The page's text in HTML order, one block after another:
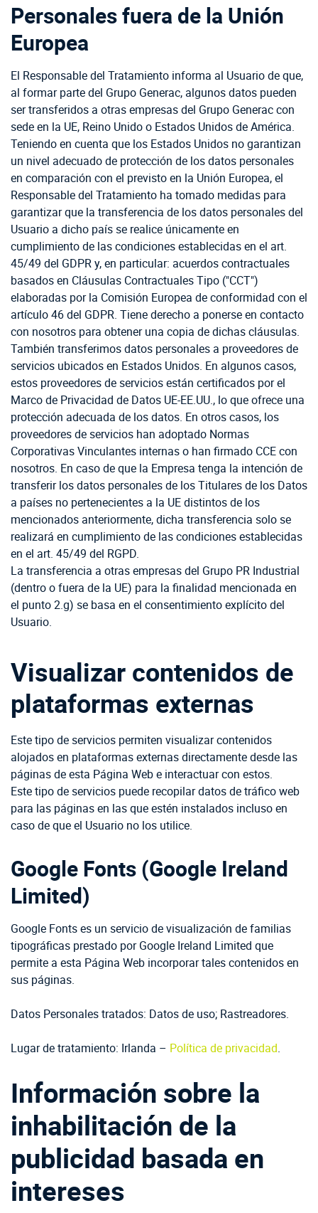
Personales fuera de la Unión
Europea
El Responsable del Tratamiento informa al Usuario de que,
al formar parte del Grupo Generac, algunos datos pueden
ser transferidos a otras empresas del Grupo Generac con
sede en la UE, Reino Unido o Estados Unidos de América.
Teniendo en cuenta que los Estados Unidos no garantizan
un nivel adecuado de protección de los datos personales
en comparación con el previsto en la Unión Europea, el
Responsable del Tratamiento ha tomado medidas para
garantizar que la transferencia de los datos personales del
Usuario a dicho país se realice únicamente en
cumplimiento de las condiciones establecidas en el art.
45/49 del GDPR y, en particular: acuerdos contractuales
basados en Cláusulas Contractuales Tipo ("CCT")
elaboradas por la Comisión Europea de conformidad con el
artículo 46 del GDPR. Tiene derecho a ponerse en contacto
con nosotros para obtener una copia de dichas cláusulas.
También transferimos datos personales a proveedores de
servicios ubicados en Estados Unidos. En algunos casos,
estos proveedores de servicios están certificados por el
Marco de Privacidad de Datos UE-EE.UU., lo que ofrece una
protección adecuada de los datos. En otros casos, los
proveedores de servicios han adoptado Normas
Corporativas Vinculantes internas o han firmado CCE con
nosotros. En caso de que la Empresa tenga la intención de
transferir los datos personales de los Titulares de los Datos
a países no pertenecientes a la UE distintos de los
mencionados anteriormente, dicha transferencia solo se
realizará en cumplimiento de las condiciones establecidas
en el art. 45/49 del RGPD.
La transferencia a otras empresas del Grupo PR Industrial
(dentro o fuera de la UE) para la finalidad mencionada en
el punto 2.g) se basa en el consentimiento explícito del
Usuario.
Visualizar contenidos de
plataformas externas
Este tipo de servicios permiten visualizar contenidos
alojados en plataformas externas directamente desde las
páginas de esta Página Web e interactuar con estos.
Este tipo de servicios puede recopilar datos de tráfico web
para las páginas en las que estén instalados incluso en
caso de que el Usuario no los utilice.
Google Fonts (Google Ireland
Limited)
Google Fonts es un servicio de visualización de familias
tipográficas prestado por Google Ireland Limited que
permite a esta Página Web incorporar tales contenidos en
sus páginas.
Datos Personales tratados: Datos de uso; Rastreadores.
Lugar de tratamiento: Irlanda – Política de privacidad.
Información sobre la
inhabilitación de la
publicidad basada en
intereses